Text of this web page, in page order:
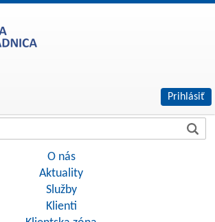
Prihlásiť
O nás
Aktuality
Služby
Klienti